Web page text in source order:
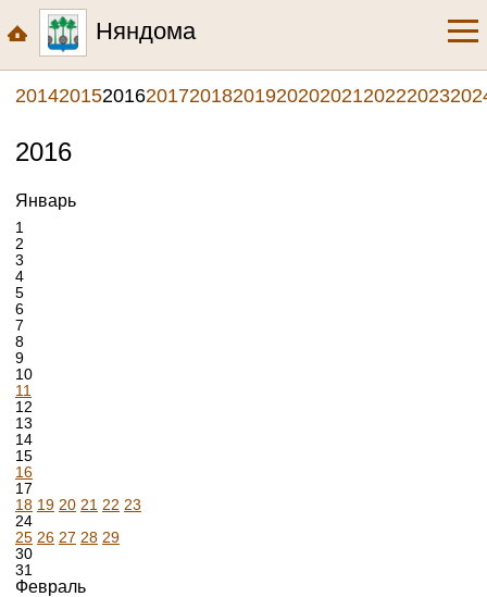
Няндома
2014201520162017201820192020202120222023
2016
Январь
1
2
3
4
5
6
7
8
9
10
11
12
13
14
15
16
17
18 19 20 21 22 23
24
25 26 27 28 29
30
31
Февраль